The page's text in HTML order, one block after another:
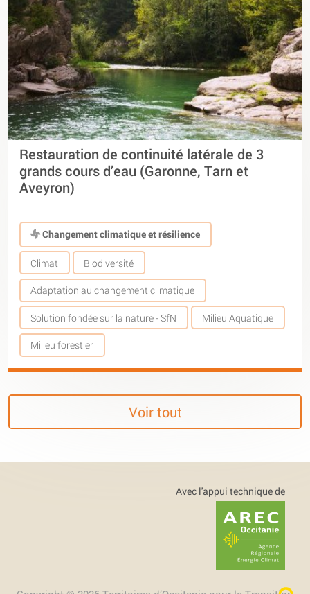
Restauration de continuité latérale de 3
grands cours d’eau (Garonne, Tarn et
Aveyron)
Changement climatique et résilience
Climat Biodiversité
Adaptation au changement climatique
Solution fondée sur la nature - SfN Milieu Aquatique
Milieu forestier
Voir tout
Avec l'appui technique de